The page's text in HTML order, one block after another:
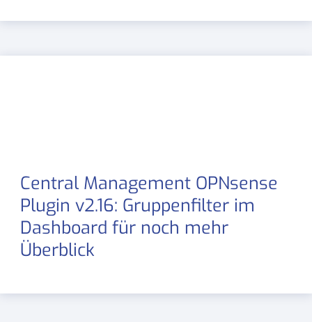
Central Management OPNsense
Plugin v2.16: Gruppenfilter im
Dashboard für noch mehr
Überblick